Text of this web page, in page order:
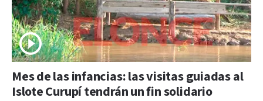
Mes de las infancias: las visitas guiadas al
Islote Curupí tendrán un fin solidario